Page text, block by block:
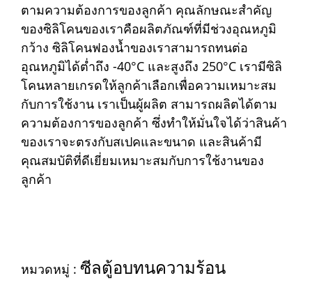
ตามความต้องการของลูกค้า คุณลักษณะสำคัญ
ของซิลิโคนของเราคือผลิตภัณฑ์ที่มีช่วงอุณหภูมิ
กว้าง ซิลิโคนฟองน้ำของเราสามารถทนต่อ
อุณหภูมิได้ต่ำถึง -40°C และสูงถึง 250°C เรามีซิลิ
โคนหลายเกรดให้ลูกค้าเลือกเพื่อความเหมาะสม
กับการใช้งาน เราเป็นผู้ผลิต สามารถผลิตได้ตาม
ความต้องการของลูกค้า ซึ่งทำให้มั่นใจได้ว่าสินค้า
ของเราจะตรงกับสเปคและขนาด และสินค้ามี
คุณสมบัติที่ดีเยี่ยมเหมาะสมกับการใช้งานของ
ลูกค้า
หมวดหมู่ : ซีลตู้อบทนความร้อน